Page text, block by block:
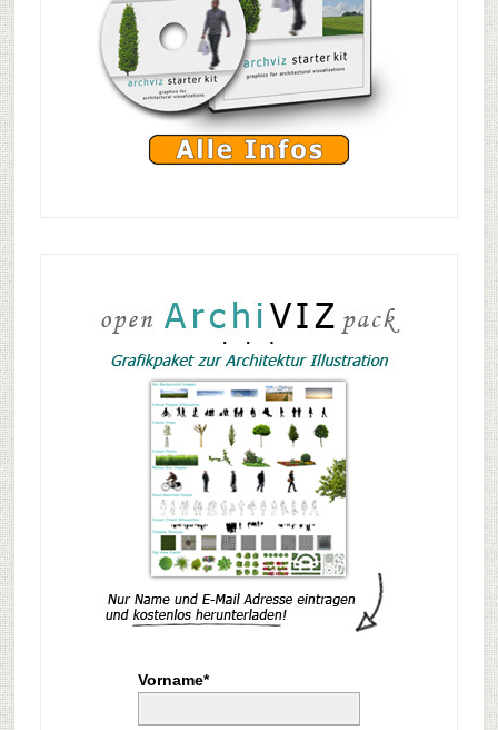
Vorname*